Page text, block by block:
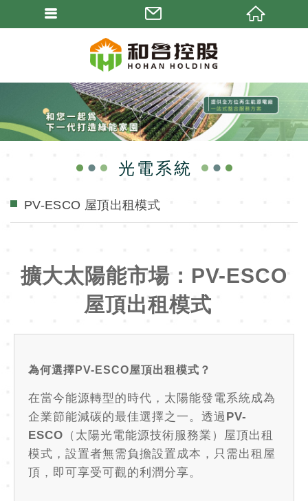
光電系統
PV-ESCO 屋頂出租模式
擴大太陽能市場：PV-ESCO
屋頂出租模式
為何選擇PV-ESCO屋頂出租模式？
在當今能源轉型的時代，太陽能發電系統成為
企業節能減碳的最佳選擇之一。透過PV-
ESCO（太陽光電能源技術服務業）屋頂出租
模式，設置者無需負擔設置成本，只需出租屋
頂，即可享受可觀的利潤分享。